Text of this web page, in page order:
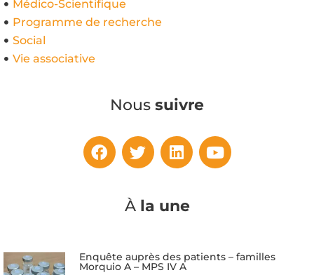
Médico-Scientifique
Programme de recherche
Social
Vie associative
Nous suivre
À la une
Enquête auprès des patients – familles
Morquio A – MPS IV A